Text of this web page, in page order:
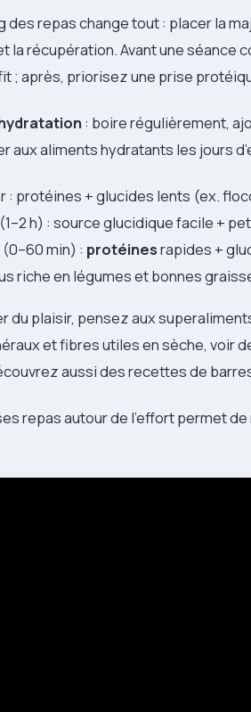
des repas change tout : placer la
la récupération. Avant une séance
; après, priorisez une prise
: boire régulièrement,
aux aliments hydratants les jours
protéines + glucides lents (ex.
h) : source glucidique facile +
min) : protéinesrapides +
riche en légumes et bonnes
du plaisir, pensez aux
et fibres utiles en sèche, voir
aussi des recettes de
repas autour de l’effort permet